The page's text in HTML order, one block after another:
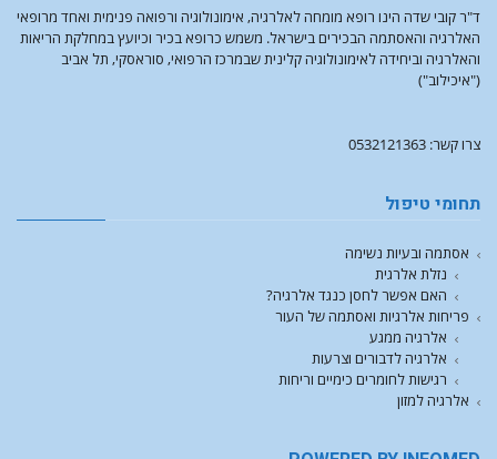
ד"ר קובי שדה הינו רופא מומחה לאלרגיה, אימונולוגיה ורפואה פנימית ואחד מרופאי
האלרגיה והאסתמה הבכירים בישראל. משמש כרופא בכיר וכיועץ במחלקת הריאות
והאלרגיה וביחידה לאימונולוגיה קלינית שבמרכז הרפואי, סוראסקי, תל אביב
("איכילוב")
צרו קשר: 0532121363
תחומי טיפול
אסתמה ובעיות נשימה
נזלת אלרגית
האם אפשר לחסן כנגד אלרגיה?
פריחות אלרגיות ואסתמה של העור
אלרגיה ממגע
אלרגיה לדבורים וצרעות
רגישות לחומרים כימיים וריחות
אלרגיה למזון